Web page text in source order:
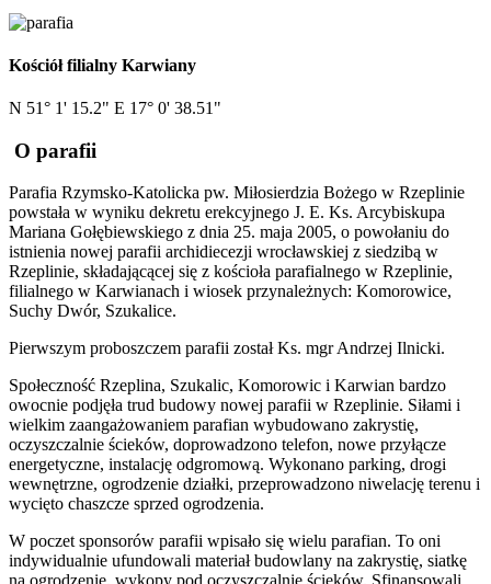
Kościół filialny Karwiany
N 51° 1' 15.2" E 17° 0' 38.51"
O parafii
Parafia Rzymsko-Katolicka pw. Miłosierdzia Bożego w Rzeplinie
powstała w wyniku dekretu erekcyjnego J. E. Ks. Arcybiskupa
Mariana Gołębiewskiego z dnia 25. maja 2005, o powołaniu do
istnienia nowej parafii archidiecezji wrocławskiej z siedzibą w
Rzeplinie, składającącej się z kościoła parafialnego w Rzeplinie,
filialnego w Karwianach i wiosek przynależnych: Komorowice,
Suchy Dwór, Szukalice.
Pierwszym proboszczem parafii został Ks. mgr Andrzej Ilnicki.
Społeczność Rzeplina, Szukalic, Komorowic i Karwian bardzo
owocnie podjęła trud budowy nowej parafii w Rzeplinie. Siłami i
wielkim zaangażowaniem parafian wybudowano zakrystię,
oczyszczalnie ścieków, doprowadzono telefon, nowe przyłącze
energetyczne, instalację odgromową. Wykonano parking, drogi
wewnętrzne, ogrodzenie działki, przeprowadzono niwelację terenu i
wycięto chaszcze sprzed ogrodzenia.
W poczet sponsorów parafii wpisało się wielu parafian. To oni
indywidualnie ufundowali materiał budowlany na zakrystię, siatkę